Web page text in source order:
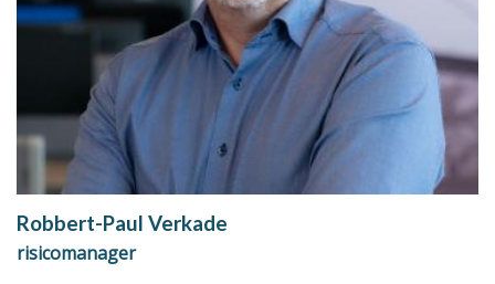
Robbert-Paul Verkade
risicomanager